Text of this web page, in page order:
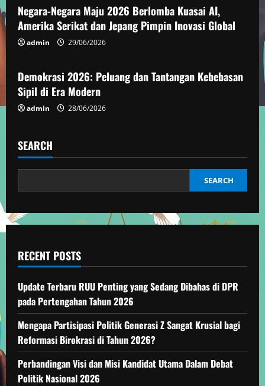
e
a
i
n
g
Negara-Negara Maju 2026 Berlomba Kuasai AI,
Amerika Serikat dan Jepang Pimpin Inovasi Global
admin 29/06/2026
Demokrasi
Demokrasi 2026: Peluang dan Tantangan Kebebasan
Sipil di Era Modern
admin 28/06/2026
SEARCH
SEARCH
RECENT POSTS
Update Terbaru RUU Penting yang Sedang Dibahas di DPR
pada Pertengahan Tahun 2026
Mengapa Partisipasi Politik Generasi Z Sangat Krusial bagi
Reformasi Birokrasi di Tahun 2026?
Perbandingan Visi dan Misi Kandidat Utama Dalam Debat
Politik Nasional 2026